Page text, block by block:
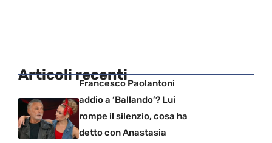
Articoli recentiFrancesco Paolantoni
addio a ‘Ballando’? Lui
rompe il silenzio, cosa ha
detto con Anastasia